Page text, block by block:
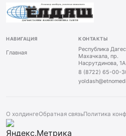
НАВИГАЦИЯ
Главная
КОНТАКТЫ
Республика
Махачкала, пр.
Насрутдинова, 1А
8 (8722) 65-00-
О холдингеОбратная связьПолитика